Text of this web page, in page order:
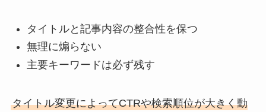
タイトルと記事内容の整合性を保つ
無理に煽らない
主要キーワードは必ず残す
タイトル変更によってCTRや検索順位が大きく動